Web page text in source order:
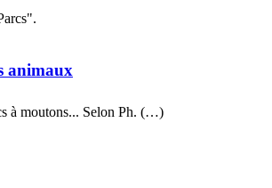
animaux
à moutons... Selon Ph. (…)